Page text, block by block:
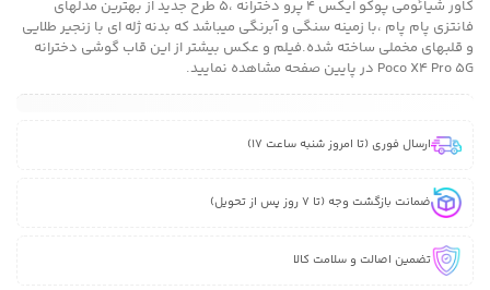
کاور شیائومی پوکو ایکس 4 پرو دخترانه ،5 طرح جدید از بهترین مدلهای
فانتزی پام پام ،با زمینه سنگی و آبرنگی میباشد که بدنه ژله ای با زنجیر طلایی
و قلبهای مخملی ساخته شده.فیلم و عکس بیشتر از این قاب گوشی دخترانه
Poco X4 Pro 5G در پایین صفحه مشاهده نمایید.
ارسال فوری (تا امروز شنبه ساعت 17)
ضمانت بازگشت وجه (تا 7 روز پس از تحویل)
تضمین اصالت و سلامت کالا